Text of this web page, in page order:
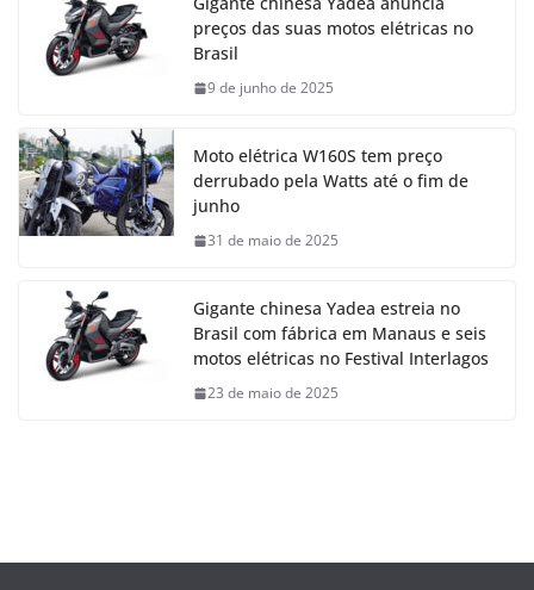
preços das suas motos elétricas no
Brasil
9 de junho de 2025
Moto elétrica W160S tem preço
derrubado pela Watts até o fim de
junho
31 de maio de 2025
Gigante chinesa Yadea estreia no
Brasil com fábrica em Manaus e seis
motos elétricas no Festival Interlagos
23 de maio de 2025